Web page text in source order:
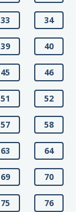
33 34
39 40
45 46
51 52
57 58
63 64
69 70
75 76